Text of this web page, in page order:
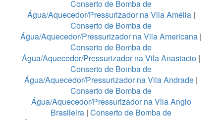
Conserto de Bomba de
Água/Aquecedor/Pressurizador na Vila Amélia |
Conserto de Bomba de
Água/Aquecedor/Pressurizador na Vila Americana |
Conserto de Bomba de
Água/Aquecedor/Pressurizador na Vila Anastacio |
Conserto de Bomba de
Água/Aquecedor/Pressurizador na Vila Andrade |
Conserto de Bomba de
Água/Aquecedor/Pressurizador na Vila Anglo
Brasileira | Conserto de Bomba de